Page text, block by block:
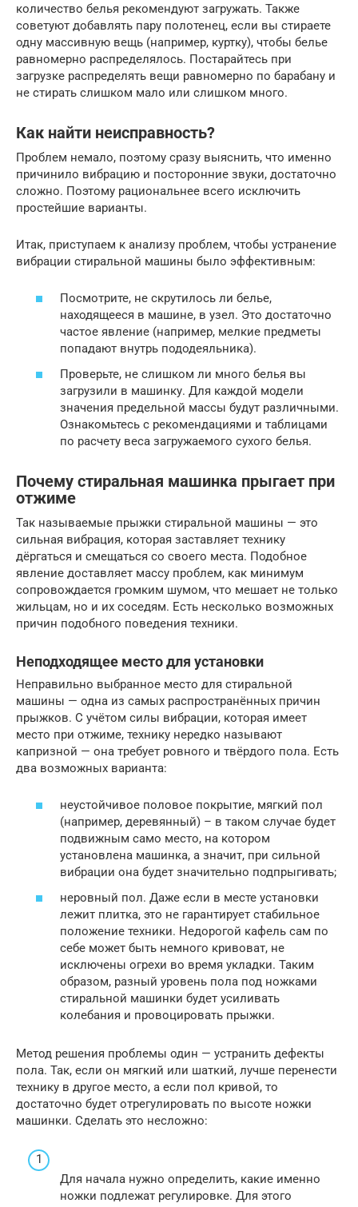
количество белья рекомендуют загружать. Также
советуют добавлять пару полотенец, если вы стираете
одну массивную вещь (например, куртку), чтобы белье
равномерно распределялось. Постарайтесь при
загрузке распределять вещи равномерно по барабану и
не стирать слишком мало или слишком много.
Как найти неисправность?
Проблем немало, поэтому сразу выяснить, что именно
причинило вибрацию и посторонние звуки, достаточно
сложно. Поэтому рациональнее всего исключить
простейшие варианты.
Итак, приступаем к анализу проблем, чтобы устранение
вибрации стиральной машины было эффективным:
Посмотрите, не скрутилось ли белье,
находящееся в машине, в узел. Это достаточно
частое явление (например, мелкие предметы
попадают внутрь пододеяльника).
Проверьте, не слишком ли много белья вы
загрузили в машинку. Для каждой модели
значения предельной массы будут различными.
Ознакомьтесь с рекомендациями и таблицами
по расчету веса загружаемого сухого белья.
Почему стиральная машинка прыгает при
отжиме
Так называемые прыжки стиральной машины — это
сильная вибрация, которая заставляет технику
дёргаться и смещаться со своего места. Подобное
явление доставляет массу проблем, как минимум
сопровождается громким шумом, что мешает не только
жильцам, но и их соседям. Есть несколько возможных
причин подобного поведения техники.
Неподходящее место для установки
Неправильно выбранное место для стиральной
машины — одна из самых распространённых причин
прыжков. С учётом силы вибрации, которая имеет
место при отжиме, технику нередко называют
капризной — она требует ровного и твёрдого пола. Есть
два возможных варианта:
неустойчивое половое покрытие, мягкий пол
(например, деревянный) – в таком случае будет
подвижным само место, на котором
установлена машинка, а значит, при сильной
вибрации она будет значительно подпрыгивать;
неровный пол. Даже если в месте установки
лежит плитка, это не гарантирует стабильное
положение техники. Недорогой кафель сам по
себе может быть немного кривоват, не
исключены огрехи во время укладки. Таким
образом, разный уровень пола под ножками
стиральной машинки будет усиливать
колебания и провоцировать прыжки.
Метод решения проблемы один — устранить дефекты
пола. Так, если он мягкий или шаткий, лучше перенести
технику в другое место, а если пол кривой, то
достаточно будет отрегулировать по высоте ножки
машинки. Сделать это несложно:
Для начала нужно определить, какие именно
ножки подлежат регулировке. Для этого